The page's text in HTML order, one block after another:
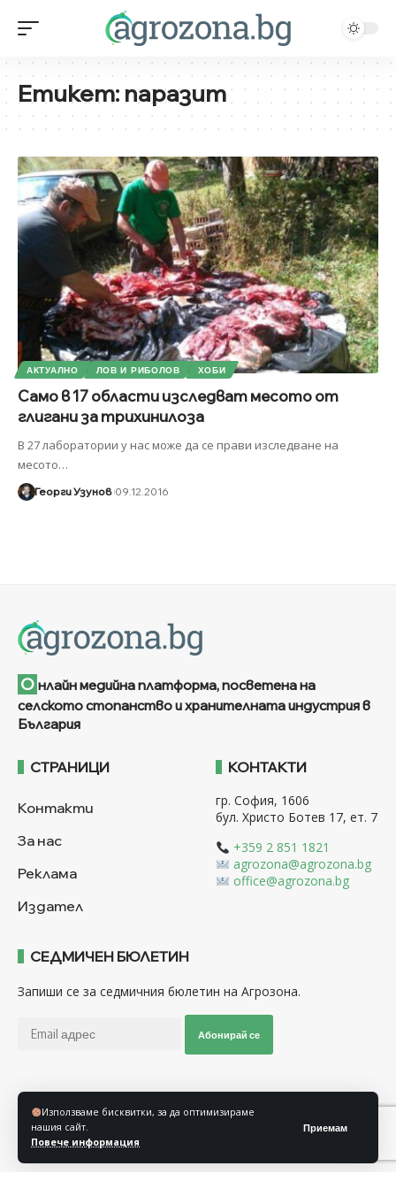
Използваме бисквитки, за да оптимизираме
нашия сайт.
Повече информация
Приемам
Етикет:паразит
АКТУАЛНО ЛОВ И РИБОЛОВ ХОБИ
Само в 17 области изследват месото от
глигани за трихинилоза
В 27 лаборатории у нас може да се прави изследване на
месото…
Георги Узунов 09.12.2016
О нлайн медийна платформа, посветена на
селското стопанство и хранителната индустрия в
България
СТРАНИЦИ
Контакти
За нас
Реклама
Издател
КОНТАКТИ
гр. София, 1606
бул. Христо Ботев 17, ет. 7
+359 2 851 1821
agrozona@agrozona.bg
office@agrozona.bg
СЕДМИЧЕН БЮЛЕТИН
Запиши се за седмичния бюлетин на Агрозона.
Абонирай се
Последвайте ни